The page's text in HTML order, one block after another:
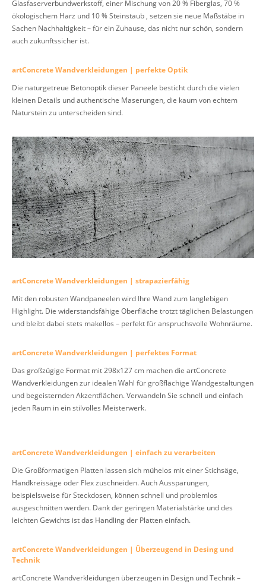
Glasfaserverbundwerkstoff, einer Mischung von 20 % Fiberglas, 70 %
ökologischem Harz und 10 % Steinstaub , setzen sie neue Maßstäbe in
Sachen Nachhaltigkeit – für ein Zuhause, das nicht nur schön, sondern
auch zukunftssicher ist.
artConcrete Wandverkleidungen | perfekte Optik
Die naturgetreue Betonoptik dieser Paneele besticht durch die vielen
kleinen Details und authentische Maserungen, die kaum von echtem
Naturstein zu unterscheiden sind.
artConcrete Wandverkleidungen | strapazierfähig
Mit den robusten Wandpaneelen wird Ihre Wand zum langlebigen
Highlight. Die widerstandsfähige Oberfläche trotzt täglichen Belastungen
und bleibt dabei stets makellos – perfekt für anspruchsvolle Wohnräume.
artConcrete Wandverkleidungen | perfektes Format
Das großzügige Format mit 298x127 cm machen die artConcrete
Wandverkleidungen zur idealen Wahl für großflächige Wandgestaltungen
und begeisternden Akzentflächen. Verwandeln Sie schnell und einfach
jeden Raum in ein stilvolles Meisterwerk.
artConcrete Wandverkleidungen | einfach zu verarbeiten
Die Großformatigen Platten lassen sich mühelos mit einer Stichsäge,
Handkreissäge oder Flex zuschneiden. Auch Aussparungen,
beispielsweise für Steckdosen, können schnell und problemlos
ausgeschnitten werden. Dank der geringen Materialstärke und des
leichten Gewichts ist das Handling der Platten einfach.
artConcrete Wandverkleidungen | Überzeugend in Desing und
Technik
artConcrete Wandverkleidungen überzeugen in Design und Technik –